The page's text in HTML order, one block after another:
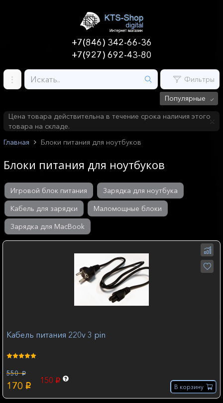
+7(846) 342-66-36
+7(927) 692-43-80
Фильтры
Популярные
Цена товара действительна в течение срока наличия этого
товара на складе.
Главная
Блоки питания для ноутбуков
Блоки питания для ноутбуков
Игровой блок питания
Зарядка для ноутбука
Кабель для зарядки
Маломощные блоки
Зарядка для MacBook
Кабель питания 220v 3 pin
550 p
170 p
150 p
В корзину